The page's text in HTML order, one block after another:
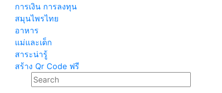
การเงิน การลงทุน
สมุนไพรไทย
อาหาร
แม่และเด็ก
สาระน่ารู้
สร้าง Qr Code ฟรี